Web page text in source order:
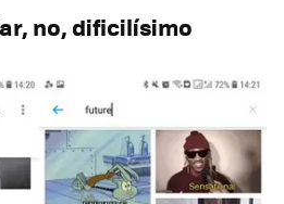
no, dificilísimo